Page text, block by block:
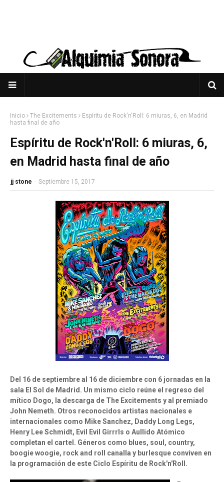
Inicio The Excitements
Espíritu de Rock'n'Roll: 6 miuras, 6, en Madrid
hasta final de año
Espíritu de Rock'n'Roll: 6 miuras, 6,
en Madrid hasta final de año
jj stone - Septiembre 15, 2017
Del 16 de septiembre al 16 de diciembre con 6 jornadas en la
sala El Sol de Madrid. Un mismo ciclo reúne el regreso del
mítico Dogo, la descarga de The Excitements y al premiado
John Nemeth. Otros reconocidos artistas nacionales e
internacionales como Mike Sanchez, Daddy Long Legs,
Henry Lee Schmidt, Evil Evil Girrrls o Aullido Atómico
completan el cartel. Géneros como blues, soul, country,
boogie woogie, rock and roll canalla y burlesque conviven en
la programación de este Ciclo Espíritu de Rock'n'Roll.